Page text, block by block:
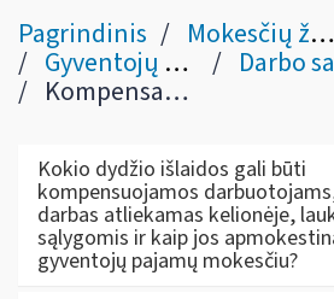
Pagrindinis Mokesčių žinynas
Gyventojų pajamų mokestis Darbo santykių pajamos (gautos iš
Kompensacijos už darbą kelionėje, lauko sąlygomis
Kokio dydžio išlaidos gali būti
kompensuojamos
darbas atliekamas kelionėje,
sąlygomis ir kaip jos
gyventojų pajamų mokesčiu?